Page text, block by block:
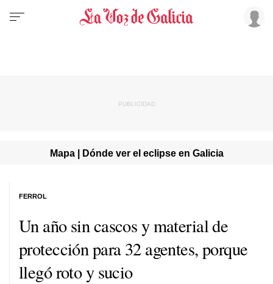
Mapa | Dónde ver el eclipse en Galicia
Un año sin cascos y material de
protección para 32 agentes, porque
llegó roto y sucio
FERROL